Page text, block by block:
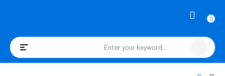
0
Toggle